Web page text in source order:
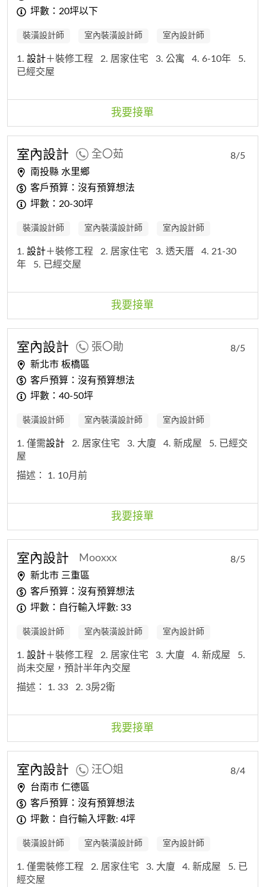
坪數：20坪以下
裝潢設計師 室內裝潢設計師 室內設計師
1.設計＋裝修工程 2. 居家住宅 3. 公寓 4. 6-10年
5.
已經交屋
我要接單
室內設計 全〇茹
南投縣 水里鄉
客戶預算：沒有預算想法
坪數：20-30坪
8/5
裝潢設計師 室內裝潢設計師 室內設計師
1.設計＋裝修工程 2. 居家住宅 3. 透天厝
4. 21-30
年
5. 已經交屋
我要接單
室內設計 張〇勛
新北市 板橋區
客戶預算：沒有預算想法
坪數：40-50坪
8/5
裝潢設計師 室內裝潢設計師 室內設計師
1. 僅需設計 2. 居家住宅 3. 大廈 4. 新成屋
5. 已經交
屋
描述： 1. 10月前
我要接單
室內設計 Mooxxx
新北市 三重區
客戶預算：沒有預算想法
坪數：自行輸入坪數: 33
8/5
裝潢設計師 室內裝潢設計師 室內設計師
1.設計＋裝修工程 2. 居家住宅 3. 大廈 4. 新成屋
5.
尚未交屋，預計半年內交屋
描述： 1. 33 2. 3房2衛
我要接單
室內設計 汪〇姐
台南市 仁德區
客戶預算：沒有預算想法
坪數：自行輸入坪數: 4坪
8/4
裝潢設計師 室內裝潢設計師 室內設計師
1. 僅需裝修工程 2. 居家住宅 3. 大廈 4. 新成屋
5. 已
經交屋